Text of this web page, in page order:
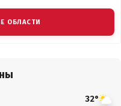
ОБЛАСТИ
32°